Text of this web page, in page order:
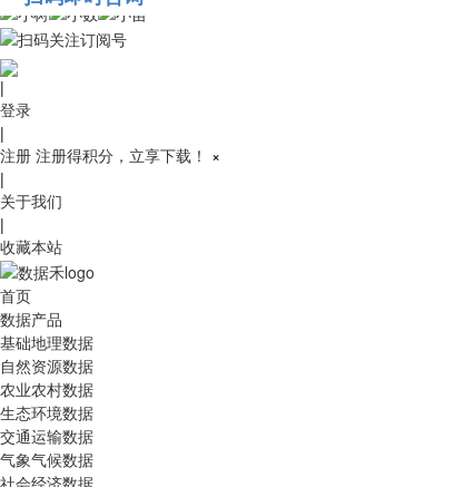
010-53689091
|
登录
|
注册 注册得积分，立享下载！ ×
|
关于我们
|
收藏本站
首页
数据产品
基础地理数据
自然资源数据
农业农村数据
生态环境数据
交通运输数据
气象气候数据
社会经济数据